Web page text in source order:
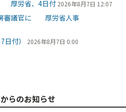
厚労省、4日付 2026年8月7日 12:07
審議官に 厚労省人事
付） 2026年8月7日 0:00
らのお知らせ